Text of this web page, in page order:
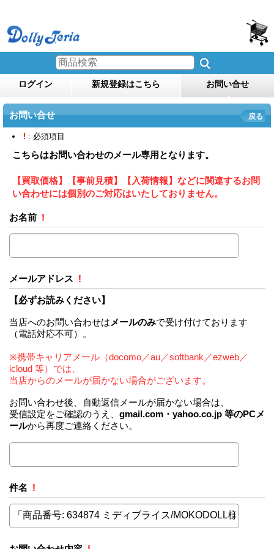
ログイン 新規登録はこちら お問い合せ
お問い合せ 戻る
! : 必須項目
こちらはお問い合わせのメール専用となります。
【買取価格】【事前見積】【入荷情報】などに関連するお問
い合わせには個別のご対応はいたしておりません。
お名前 !
メールアドレス !
【必ずお読みください】
当店へのお問い合わせは メールのみで受け付けております
（電話対応不可）。
※携帯キャリアメール（docomo／au／softbank／ezweb／
icloud 等）では、
当店からのメールが届かない場合がございます。
お問い合わせ後、自動返信メールが届かない場合は、
受信設定をご確認のうえ、 gmail.com・yahoo.co.jp 等のPCメ
ールから再度ご連絡ください。
件名 !